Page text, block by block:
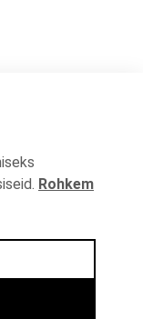
Rohkem